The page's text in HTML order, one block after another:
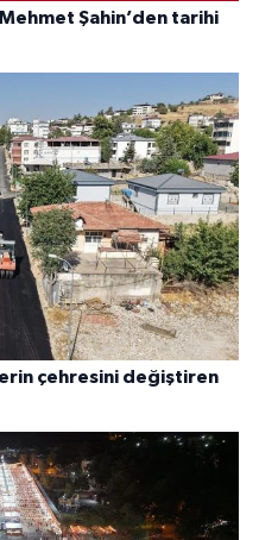
Şahin’den tarihi
çehresini değiştiren